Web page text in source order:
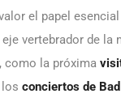
el papel
vertebrador de la
como la próxima
conciertos de